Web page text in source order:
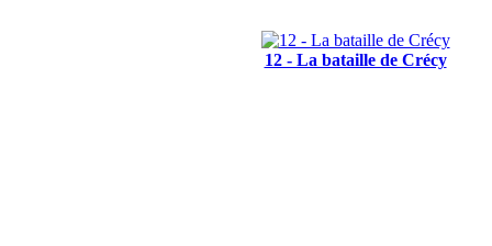
12 - La bataille de Crécy